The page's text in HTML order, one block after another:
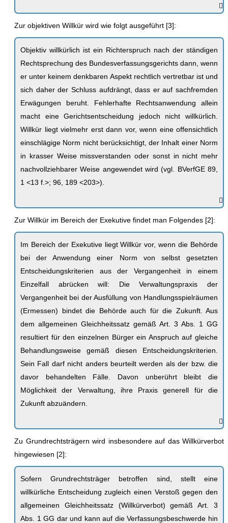
Zur objektiven Willkür wird wie folgt ausgeführt [3]:
Objektiv willkürlich ist ein Richterspruch nach der ständigen
Rechtsprechung des Bundesverfassungsgerichts dann, wenn
er unter keinem denkbaren Aspekt rechtlich vertretbar ist und
sich daher der Schluss aufdrängt, dass er auf sachfremden
Erwägungen beruht. Fehlerhafte Rechtsanwendung allein
macht eine Gerichtsentscheidung jedoch nicht willkürlich.
Willkür liegt vielmehr erst dann vor, wenn eine offensichtlich
einschlägige Norm nicht berücksichtigt, der Inhalt einer Norm
in krasser Weise missverstanden oder sonst in nicht mehr
nachvollziehbarer Weise angewendet wird (vgl. BVerfGE 89,
1 <13 f.>; 96, 189 <203>).
Zur Willkür im Bereich der Exekutive findet man Folgendes [2]:
Im Bereich der Exekutive liegt Willkür vor, wenn die Behörde
bei der Anwendung einer Norm von selbst gesetzten
Entscheidungskriterien aus der Vergangenheit in einem
Einzelfall abrücken will: Die Verwaltungspraxis der
Vergangenheit bei der Ausfüllung von Handlungsspielräumen
(Ermessen) bindet die Behörde auch für die Zukunft. Aus
dem allgemeinen Gleichheitssatz gemäß Art. 3 Abs. 1 GG
resultiert für den einzelnen Bürger ein Anspruch auf gleiche
Behandlungsweise gemäß diesen Entscheidungskriterien.
Sein Fall darf nicht anders beurteilt werden als der bzw. die
davor behandelten Fälle. Davon unberührt bleibt die
Möglichkeit der Verwaltung, ihre Praxis generell für die
Zukunft abzuändern.
Zu Grundrechtsträgern wird insbesondere auf das Willkürverbot
hingewiesen [2]:
Sofern Grundrechtsträger betroffen sind, stellt eine
willkürliche Entscheidung zugleich einen Verstoß gegen den
allgemeinen Gleichheitssatz (Willkürverbot) gemäß Art. 3
Abs. 1 GG dar und kann auf die Verfassungsbeschwerde hin